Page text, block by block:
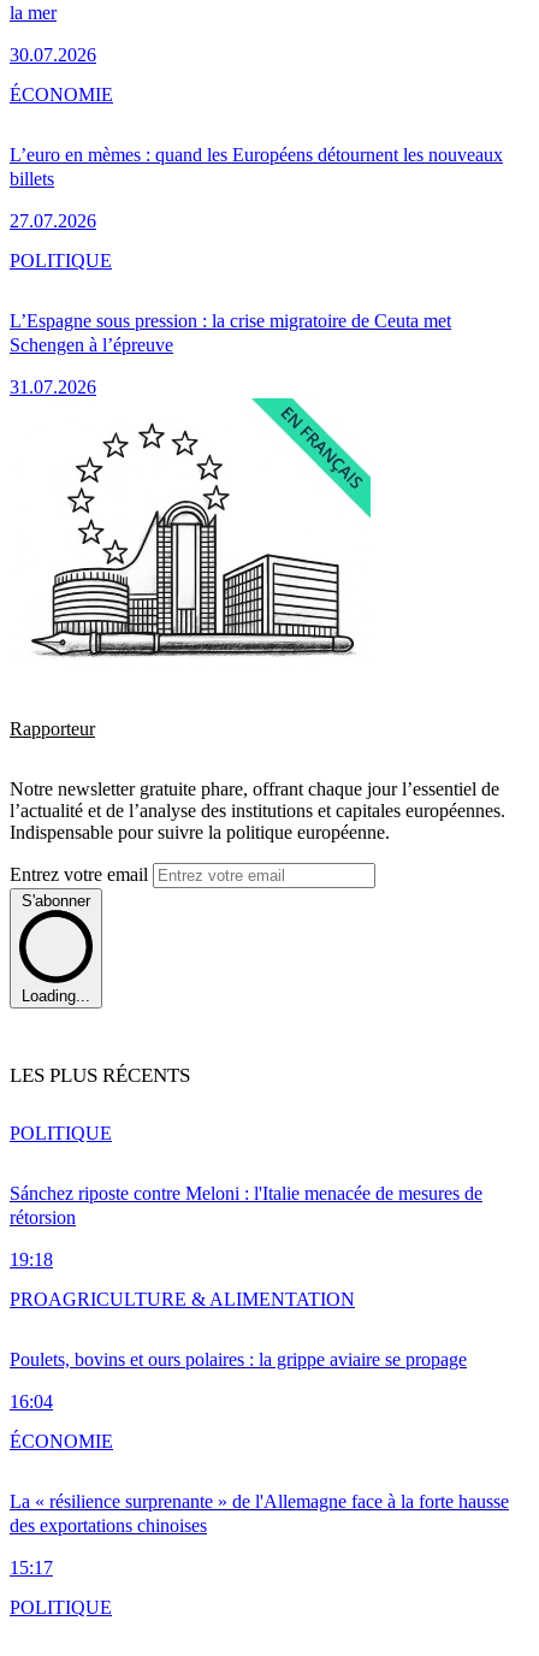
la mer
30.07.2026
L’euro en mèmes : quand les Européens détournent les nouveaux
billets
27.07.2026
ÉCONOMIE
L’Espagne sous pression : la crise migratoire de Ceuta met
Schengen à l’épreuve
31.07.2026
POLITIQUE
Rapporteur
Notre newsletter gratuite phare, offrant chaque jour l’essentiel de
l’actualité et de l’analyse des institutions et capitales européennes.
Indispensable pour suivre la politique européenne.
Entrez votre email
S'abonner
Loading...
LES PLUS RÉCENTS
Sánchez riposte contre Meloni : l'Italie menacée de mesures de
rétorsion
19:18
POLITIQUE
Poulets, bovins et ours polaires : la grippe aviaire se propage
16:04
PROAGRICULTURE & ALIMENTATION
La « résilience surprenante » de l'Allemagne face à la forte hausse
des exportations chinoises
15:17
ÉCONOMIE
POLITIQUE